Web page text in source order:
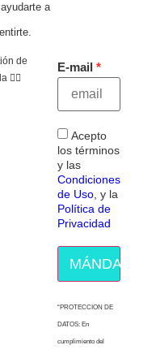
a
de
E-mail
Acepto
los términos
y las
Condiciones
de Uso, y la
Política de
Privacidad
MÁNDAME
“PROTECCION DE
DATOS: En
cumplimiento del